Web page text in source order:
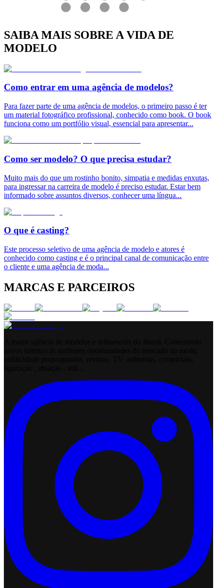
SAIBA MAIS SOBRE A VIDA DE
MODELO
Como entrar em uma agência de modelos?
Para fazer parte de uma agência de modelos, o primeiro passo é ter
um material fotográfico profissional, conhecido como book. O book
funciona como um portfólio visual, essencial para apresentar...
Como ser modelo? O que precisa estudar?
Muito mais do que um rostinho bonito, simpatia e medidas enxutas,
para ingressar na carreira de modelo é preciso estudar. Estar bem
informado sobre assuntos diversos, conhecer uma língua...
O que é casting?
Este processo seletivo de uma agência de modelo e atores é
conhecido como casting e é o principal canal de comunicação entre
o cliente e uma agência de moda...
MARCAS E PARCEIROS